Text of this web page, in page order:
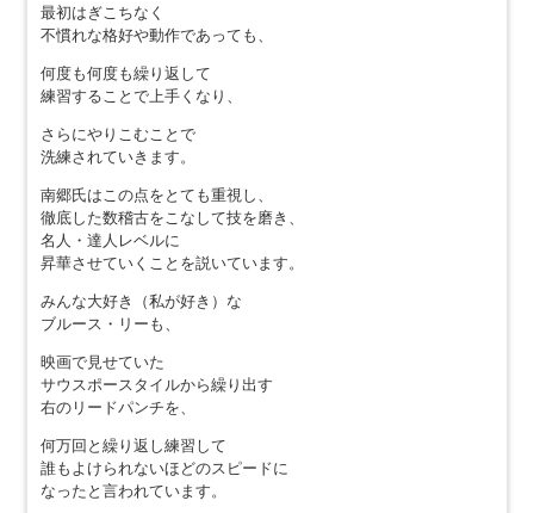
最初はぎこちなく
不慣れな格好や動作であっても、
何度も何度も繰り返して
練習することで上手くなり、
さらにやりこむことで
洗練されていきます。
南郷氏はこの点をとても重視し、
徹底した数稽古をこなして技を磨き、
名人・達人レベルに
昇華させていくことを説いています。
みんな大好き（私が好き）な
ブルース・リーも、
映画で見せていた
サウスポースタイルから繰り出す
右のリードパンチを、
何万回と繰り返し練習して
誰もよけられないほどのスピードに
なったと言われています。